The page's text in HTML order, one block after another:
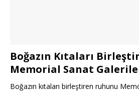
Boğazın Kıtaları
Memorial Sanat
Boğazın kıtaları birleştiren ruhunu